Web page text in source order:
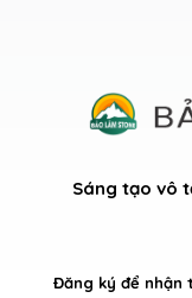
Sáng tạo vô
Đăng ký để nhận